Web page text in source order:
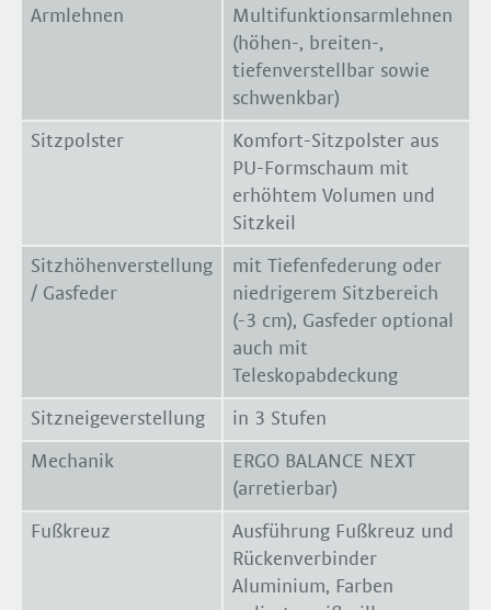
Armlehnen
Multifunktionsarmlehnen
(höhen-, breiten-,
tiefenverstellbar sowie
schwenkbar)
Sitzpolster
Komfort-Sitzpolster aus
PU-Formschaum mit
erhöhtem Volumen und
Sitzkeil
Sitzhöhenverstellung
/ Gasfeder
mit Tiefenfederung oder
niedrigerem Sitzbereich
(-3 cm), Gasfeder optional
auch mit
Teleskopabdeckung
Sitzneigeverstellung in 3 Stufen
Mechanik
ERGO BALANCE NEXT
(arretierbar)
Fußkreuz
Ausführung Fußkreuz und
Rückenverbinder
Aluminium, Farben